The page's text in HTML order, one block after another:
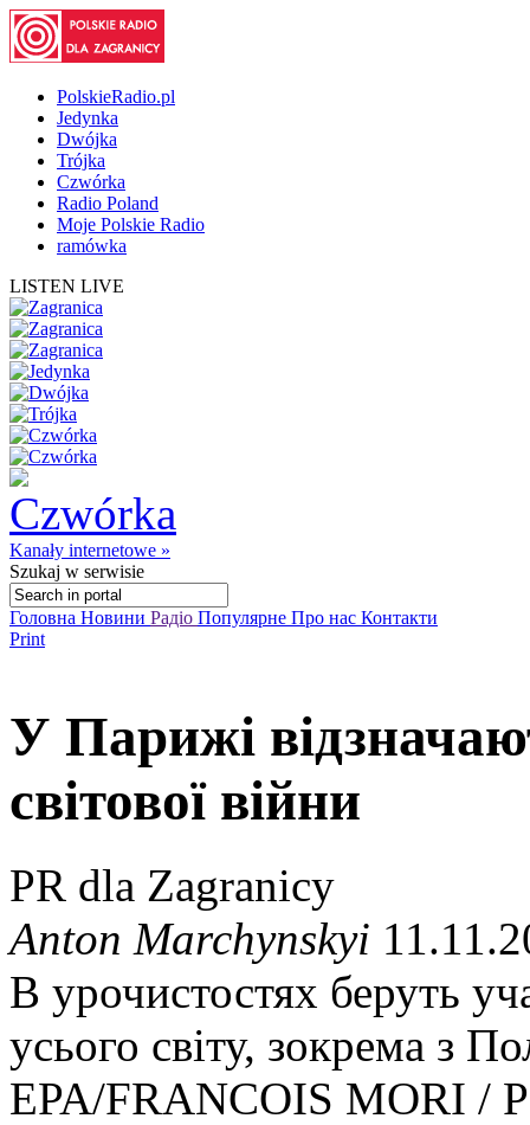
PolskieRadio.pl
Jedynka
Dwójka
Trójka
Czwórka
Radio Poland
Moje Polskie Radio
ramówka
LISTEN LIVE
Kanały internetowe »
Szukaj w serwisie
Головна Новини Радіо Популярне Про нас Контакти
Print
У Парижі
світової війни
PR dla Zagranicy
Anton Marchynskyi
В урочистостях беруть
усього світу, зокрема з
EPA/FRANCOIS MORI /